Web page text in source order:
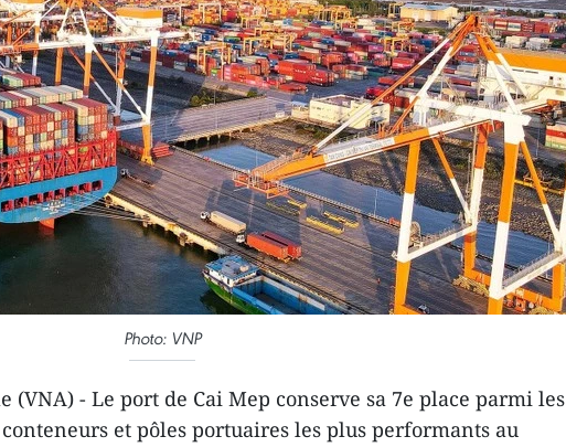
Photo: VNP
(VNA) - Le port de Cai Mep conserve sa 7e place parmi les
et pôles portuaires les plus performants au